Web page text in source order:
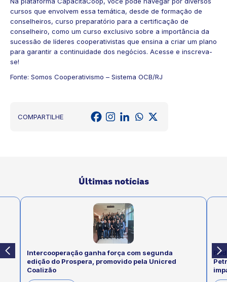
cursos que envolvem essa temática, desde de formação de
conselheiros, curso preparatório para a certificação de
conselheiro, como um curso exclusivo sobre a importância da
sucessão de líderes cooperativistas que ensina a criar um plano
para garantir a continuidade dos negócios. Acesse e inscreva-
se!
Fonte: Somos Cooperativismo – Sistema OCB/RJ
COMPARTILHE
Últimas notícias
Intercooperação ganha força com segunda
edição do Prospera, promovido pela Unicred
Coalizão